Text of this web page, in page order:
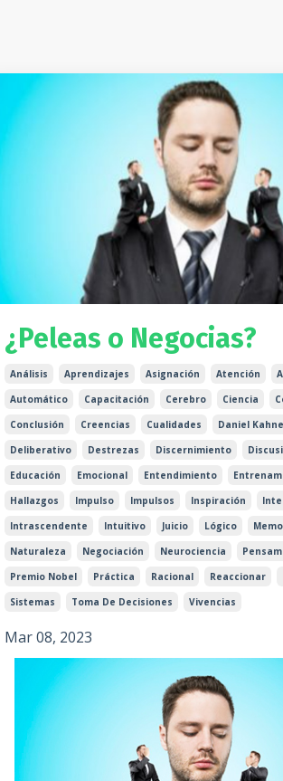
¿Peleas o Negocias?
Análisis Aprendizajes Asignación Atención
Automático
Capacitación Cerebro Ciencia
Conclusión
Creencias Cualidades
Daniel
Deliberativo
Destrezas Discernimiento
Educación
Emocional Entendimiento
Hallazgos
Impulso Impulsos Inspiración
Intrascendente
Intuitivo Juicio Lógico
Naturaleza
Negociación Neurociencia
Premio Nobel
Práctica Racional Reaccionar
Sistemas
Toma De Decisiones Vivencias
Mar 08, 2023